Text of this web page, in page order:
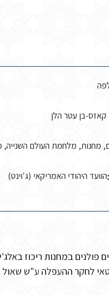
קאזס-בן עטר הלן
מחנות, מלחמת העולם השנייה,
הוועד היהודי האמריקאי (ג'וינט)
פולנים במחנות ריכוז
לחקר ההעפלה ע"ש שאול